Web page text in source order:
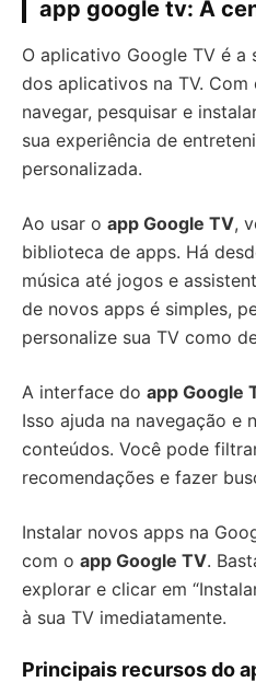
app google tv: A
O aplicativo Google TV é a
dos aplicativos na TV.
navegar, pesquisar e
sua experiência de
personalizada.
Ao usar o app Google TV,
biblioteca de apps. Há
música até jogos e
de novos apps é simples,
personalize sua TV como
A interface do app Google
Isso ajuda na navegação e
conteúdos. Você pode
recomendações e fazer
Instalar novos apps na
com o app Google TV.
explorar e clicar em
à sua TV imediatamente.
Principais recursos do